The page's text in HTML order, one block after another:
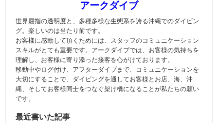
アークダイブ
世界屈指の透明度と、多種多様な生態系を誇る沖縄でのダイビン
グ。楽しいのは当たり前です。
お客様に感動して頂くためには、スタッフのコミュニケーション
スキルがとても重要です。アークダイブでは、お客様の気持ちを
理解し、お客様に寄り添った接客を心がけております。
移動中やログ付け、アフターダイブまで、コミュニケーションを
大切にすることで、ダイビングを通してお客様とお店、海、沖
縄、そしてお客様同士をつなぐ架け橋になることが私たちの願い
です。
最近書いた記事